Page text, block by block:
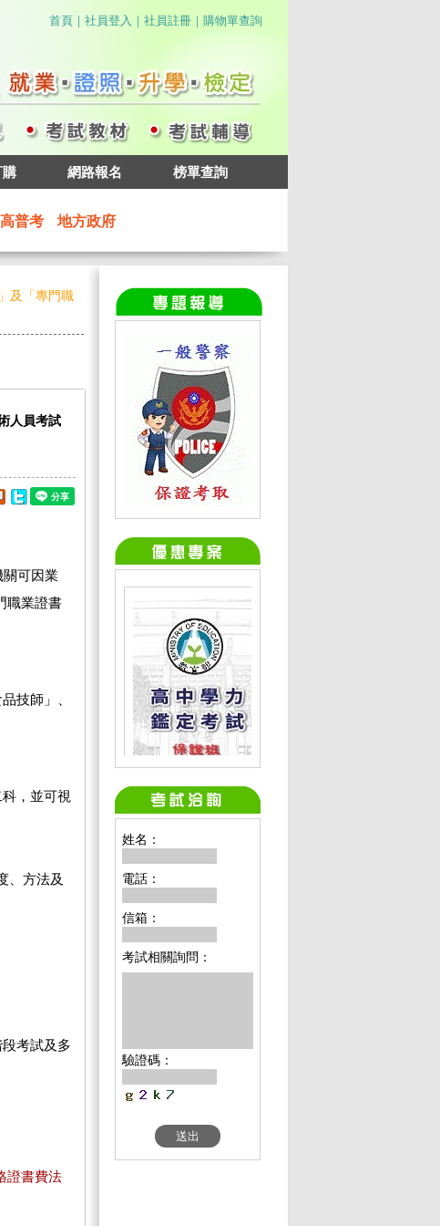
首頁 ｜ 社員登入 ｜ 社員註冊 ｜ 購物單查詢
購 網路報名 榜單查詢
高普考 地方政府
及「專門職
人員考試
關可因業
職業證書
技師」、
，並可視
、方法及
考試及多
證書費法
姓名：
電話：
信箱：
考試相關詢問：
驗證碼：